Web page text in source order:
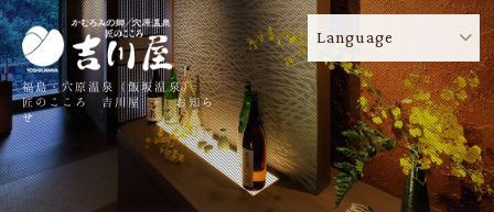
福島・穴原温泉（飯坂温泉）
匠のこころ 吉川屋 - お知ら
せ
Language
! 吉川屋のコロナウイルス感染症対策について
TOP 吉川屋について